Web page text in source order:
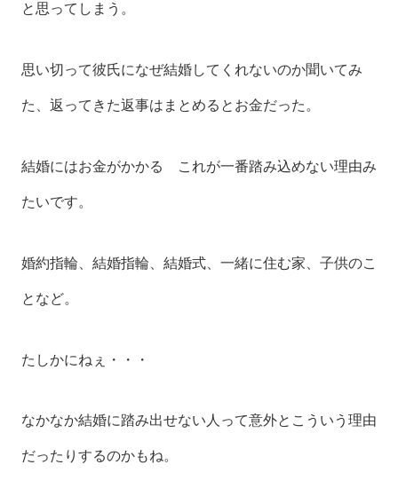
と思ってしまう。
思い切って彼氏になぜ結婚してくれないのか聞いてみ
た、返ってきた返事はまとめるとお金だった。
結婚にはお金がかかる これが一番踏み込めない理由み
たいです。
婚約指輪、結婚指輪、結婚式、一緒に住む家、子供のこ
となど。
たしかにねぇ・・・
なかなか結婚に踏み出せない人って意外とこういう理由
だったりするのかもね。